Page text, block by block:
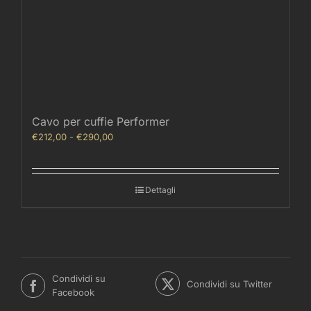
Cavo per cuffie Performer
€212,00 - €290,00Fascia
€212,00Dettagli
Condividi su
Facebook
Condividi su Twitter